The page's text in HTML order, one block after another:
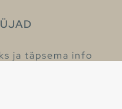
ja täpsema info